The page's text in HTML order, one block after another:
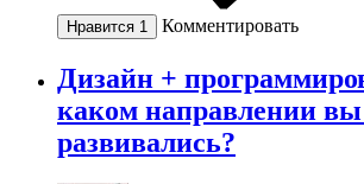
Нравится 1 Комментировать
Дизайн +
каком направлении
развивались?